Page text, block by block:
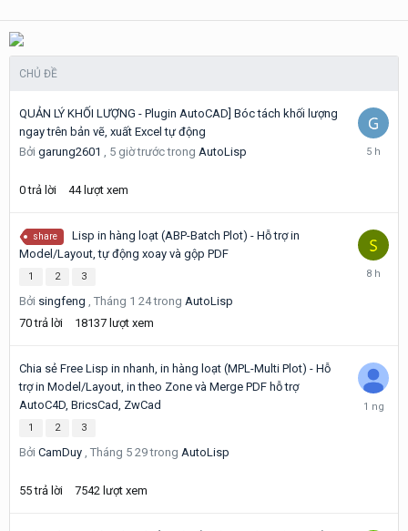
CHỦ ĐỀ
QUẢN LÝ KHỐI LƯỢNG - Plugin AutoCAD] Bóc tách khối lượng
ngay trên bản vẽ, xuất Excel tự động
Bởi garung2601 , 5 giờ trướctrong AutoLisp
0 trả lời 44 lượt xem
share
Lisp in hàng loạt (ABP-Batch Plot) - Hỗ trợ in
Model/Layout, tự động xoay và gộp PDF
1 2 3
Bởi singfeng , Tháng 1 24trong AutoLisp
70 trả lời 18137 lượt xem
Chia sẻ Free Lisp in nhanh, in hàng loạt (MPL-Multi Plot) - Hỗ
trợ in Model/Layout, in theo Zone và Merge PDF hỗ trợ
AutoC4D, BricsCad, ZwCad
1 2 3
Bởi CamDuy , Tháng 5 29trong AutoLisp
55 trả lời 7542 lượt xem
Hôm